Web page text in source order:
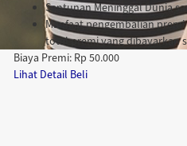
Santunan Meninggal Dunia
Manfaat pengembalian
total premi yang dibayarkan
Biaya Premi: Rp 50.000
Lihat Detail Beli